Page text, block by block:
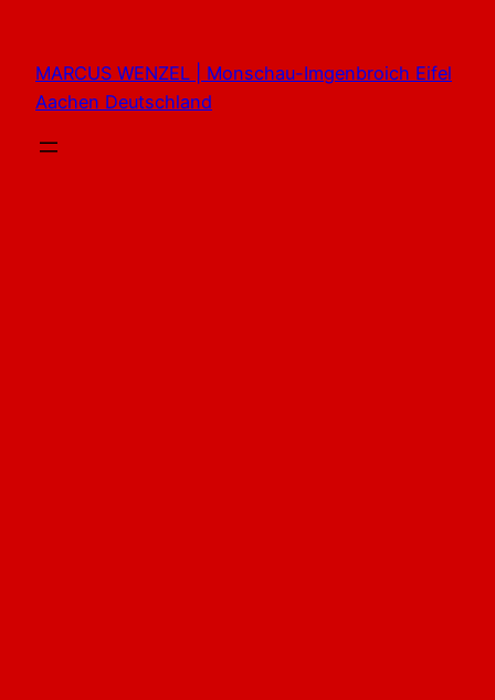
springen
MARCUS WENZEL | Monschau-Imgenbroich Eifel
Aachen Deutschland